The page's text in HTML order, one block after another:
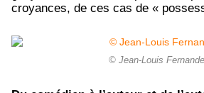
croyances, de ces cas de «
© Jean-Louis